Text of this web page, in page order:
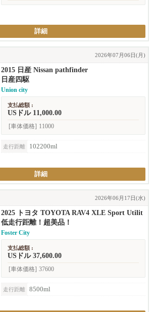
詳細
2026年07月06日(月)
2015 日産 Nissan pathfinder
日産四駆
Union city
支払総額 :
USドル 11,000.00
[車体価格] 11000
走行距離
102200ml
詳細
2026年06月17日(水)
2025 トヨタ TOYOTA RAV4 XLE Sport Utilit
y 4D
低走行距離！超美品！
Foster City
支払総額 :
USドル 37,600.00
[車体価格] 37600
走行距離
8500ml